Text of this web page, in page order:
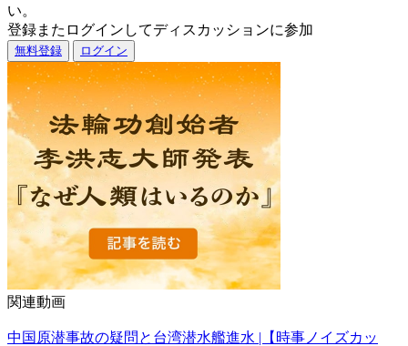
い。
登録またログインしてディスカッションに参加
無料登録 ログイン
関連動画
中国原潜事故の疑問と台湾潜水艦進水 |【時事ノイズカッ